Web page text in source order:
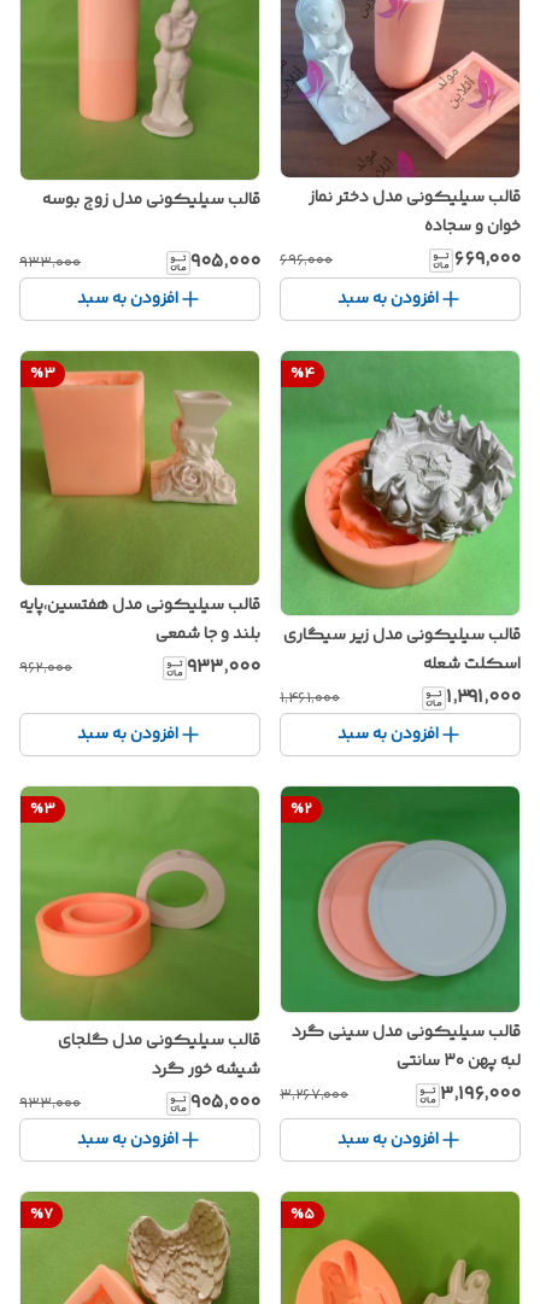
قالب سیلیکونی مدل دختر نماز
خوان و سجاده
۶۶۹٬۰۰۰ ۶۹۶٬۰۰۰
افزودن به سبد
قالب سیلیکونی مدل زوج بوسه
۹۰۵٬۰۰۰ ۹۳۳٬۰۰۰
افزودن به سبد
%4
قالب سیلیکونی مدل زیر سیگاری
اسکلت شعله
۱٬۳۹۱٬۰۰۰ ۱٬۴۶۱٬۰۰۰
افزودن به سبد
%3
قالب سیلیکونی مدل هفتسین،پایه
بلند و جا شمعی
۹۳۳٬۰۰۰ ۹۶۲٬۰۰۰
افزودن به سبد
%2
قالب سیلیکونی مدل سینی گرد
لبه پهن ۳۰ سانتی
۳٬۱۹۶٬۰۰۰ ۳٬۲۶۷٬۰۰۰
افزودن به سبد
%3
قالب سیلیکونی مدل گلجای
شیشه خور گرد
۹۰۵٬۰۰۰ ۹۳۳٬۰۰۰
افزودن به سبد
%5
%7